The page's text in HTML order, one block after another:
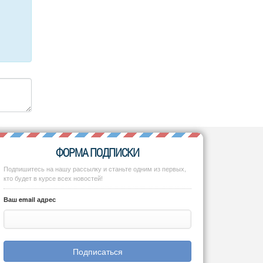
ФОРМА ПОДПИСКИ
Подпишитесь на нашу рассылку и станьте одним из первых,
кто будет в курсе всех новостей!
Ваш email адрес
Подписаться